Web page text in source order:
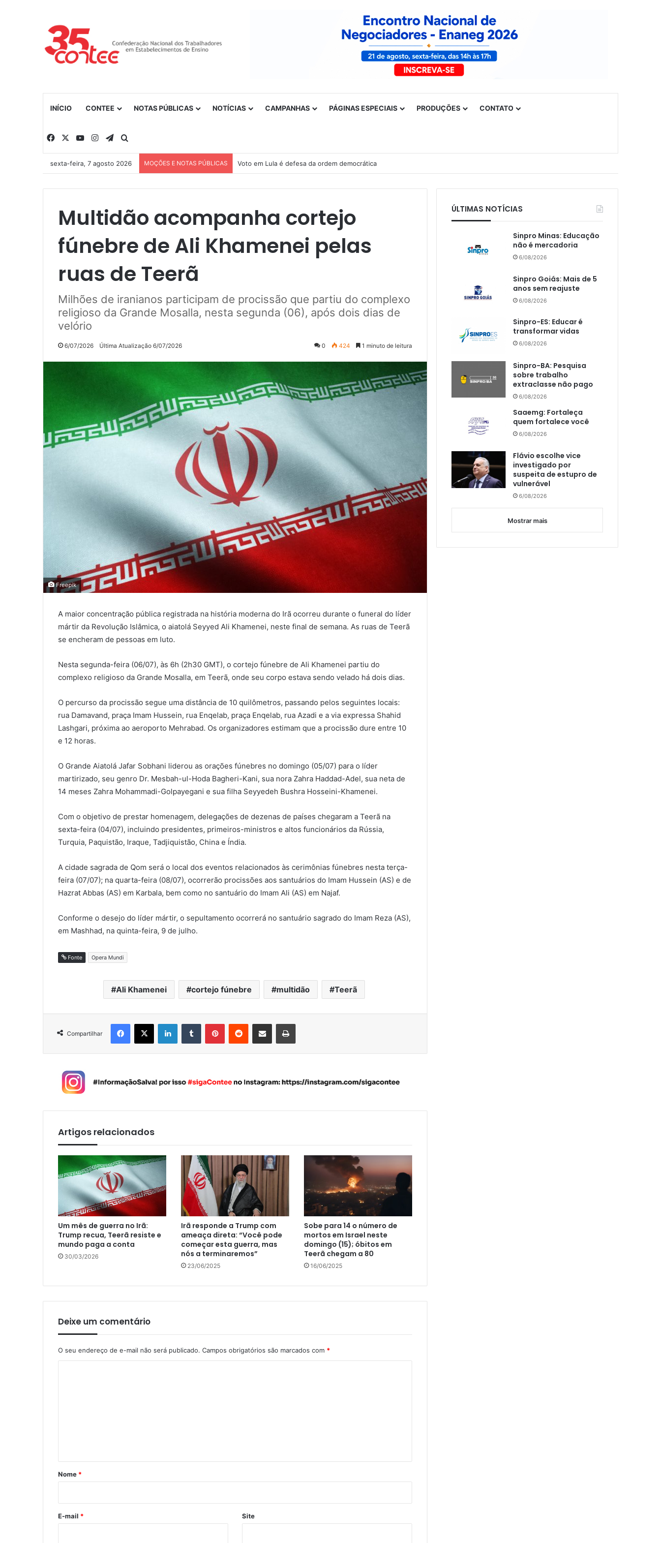
INÍCIO CONTEE NOTAS PÚBLICAS NOTÍCIAS CAMPANHAS PÁGINAS ESPECIAIS PRODUÇÕES CONTATO
Facebook YouTubeInstagramTelegram
sexta-feira, 7 agosto 2026 MOÇÕES E NOTAS PÚBLICAS Voto em Lula é defesa da ordem democrática
Multidão acompanha cortejo
fúnebre de Ali Khamenei pelas
ruas de Teerã
Milhões de iranianos participam de procissão que partiu do complexo
religioso da Grande Mosalla, nesta segunda (06), após dois dias de
velório
6/07/2026 Última Atualização 6/07/2026 0 424 1 minuto de leitura
Freepik
A maior concentração pública registrada na história moderna do Irã ocorreu durante o funeral do líder
mártir da Revolução Islâmica, o aiatolá Seyyed Ali Khamenei, neste final de semana. As ruas de Teerã
se encheram de pessoas em luto.
Nesta segunda-feira (06/07), às 6h (2h30 GMT), o cortejo fúnebre de Ali Khamenei partiu do
complexo religioso da Grande Mosalla, em Teerã, onde seu corpo estava sendo velado há dois dias.
O percurso da procissão segue uma distância de 10 quilômetros, passando pelos seguintes locais:
rua Damavand, praça Imam Hussein, rua Enqelab, praça Enqelab, rua Azadi e a via expressa Shahid
Lashgari, próxima ao aeroporto Mehrabad. Os organizadores estimam que a procissão dure entre 10
e 12 horas.
O Grande Aiatolá Jafar Sobhani liderou as orações fúnebres no domingo (05/07) para o líder
martirizado, seu genro Dr. Mesbah-ul-Hoda Bagheri-Kani, sua nora Zahra Haddad-Adel, sua neta de
14 meses Zahra Mohammadi-Golpayegani e sua filha Seyyedeh Bushra Hosseini-Khamenei.
Com o objetivo de prestar homenagem, delegações de dezenas de países chegaram a Teerã na
sexta-feira (04/07), incluindo presidentes, primeiros-ministros e altos funcionários da Rússia,
Turquia, Paquistão, Iraque, Tadjiquistão, China e Índia.
A cidade sagrada de Qom será o local dos eventos relacionados às cerimônias fúnebres nesta terça-
feira (07/07); na quarta-feira (08/07), ocorrerão procissões aos santuários do Imam Hussein (AS) e de
Hazrat Abbas (AS) em Karbala, bem como no santuário do Imam Ali (AS) em Najaf.
Conforme o desejo do líder mártir, o sepultamento ocorrerá no santuário sagrado do Imam Reza (AS),
em Mashhad, na quinta-feira, 9 de julho.
Fonte Opera Mundi
Ali Khamenei cortejo fúnebre multidão Teerã
Compartilhar
Artigos relacionados
Um mês de guerra no Irã:
Trump recua, Teerã resiste e
mundo paga a conta
30/03/2026
Irã responde a Trump com
ameaça direta: “Você pode
começar esta guerra, mas
nós a terminaremos”
23/06/2025
Sobe para 14 o número de
mortos em Israel neste
domingo (15); óbitos em
Teerã chegam a 80
16/06/2025
Deixe um comentário
O seu endereço de e-mail não será publicado. Campos obrigatórios são marcados com *
r
*
Nome *
E-mail * Site
ÚLTIMAS NOTÍCIAS
Sinpro Minas: Educação
não é mercadoria
6/08/2026
Sinpro Goiás: Mais de 5
anos sem reajuste
6/08/2026
Sinpro-ES: Educar é
transformar vidas
6/08/2026
Sinpro-BA: Pesquisa
sobre trabalho
extraclasse não pago
6/08/2026
Saaemg: Fortaleça
quem fortalece você
6/08/2026
Flávio escolhe vice
investigado por
suspeita de estupro de
vulnerável
6/08/2026
Mostrar mais